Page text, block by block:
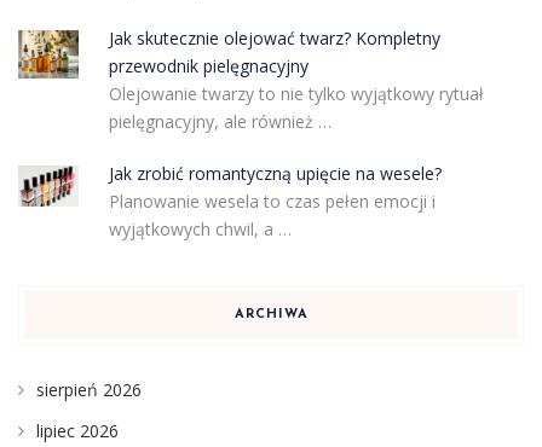
Jak skutecznie olejować twarz? Kompletny
przewodnik pielęgnacyjny
Olejowanie twarzy to nie tylko wyjątkowy rytuał
pielęgnacyjny, ale również …
Jak zrobić romantyczną upięcie na wesele?
Planowanie wesela to czas pełen emocji i
wyjątkowych chwil, a …
ARCHIWA
sierpień 2026
lipiec 2026